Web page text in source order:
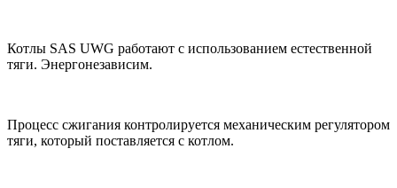
Котлы SAS UWG работают с использованием естественной
тяги. Энергонезависим.
Процесс сжигания контролируется механическим регулятором
тяги, который поставляется с котлом.